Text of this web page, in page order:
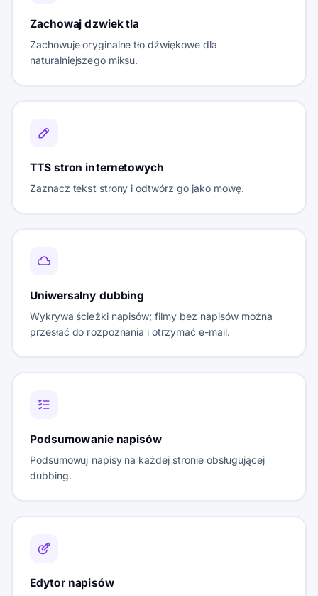
Zachowaj dzwiek tla
Zachowuje oryginalne tło dźwiękowe dla
naturalniejszego miksu.
TTS stron internetowych
Zaznacz tekst strony i odtwórz go jako mowę.
Uniwersalny dubbing
Wykrywa ścieżki napisów; filmy bez napisów można
przesłać do rozpoznania i otrzymać e-mail.
Podsumowanie napisów
Podsumowuj napisy na każdej stronie obsługującej
dubbing.
Edytor napisów